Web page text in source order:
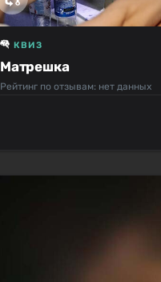
Матрешка
КВИЗ
Рейтинг по отзывам: нет данных